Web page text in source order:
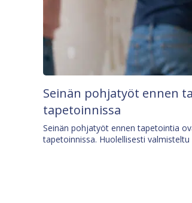
Seinän pohjatyöt ennen
tapetoinnissa
Seinän pohjatyöt ennen tapetointia
tapetoinnissa. Huolellisesti